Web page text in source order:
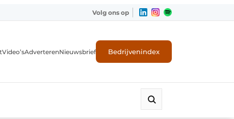
Volg ons op
Video’sAdverterenNieuwsbrief Bedrijvenindex